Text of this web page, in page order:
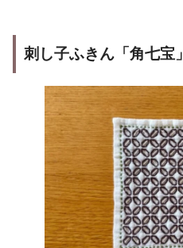
刺し子ふきん「角七宝」